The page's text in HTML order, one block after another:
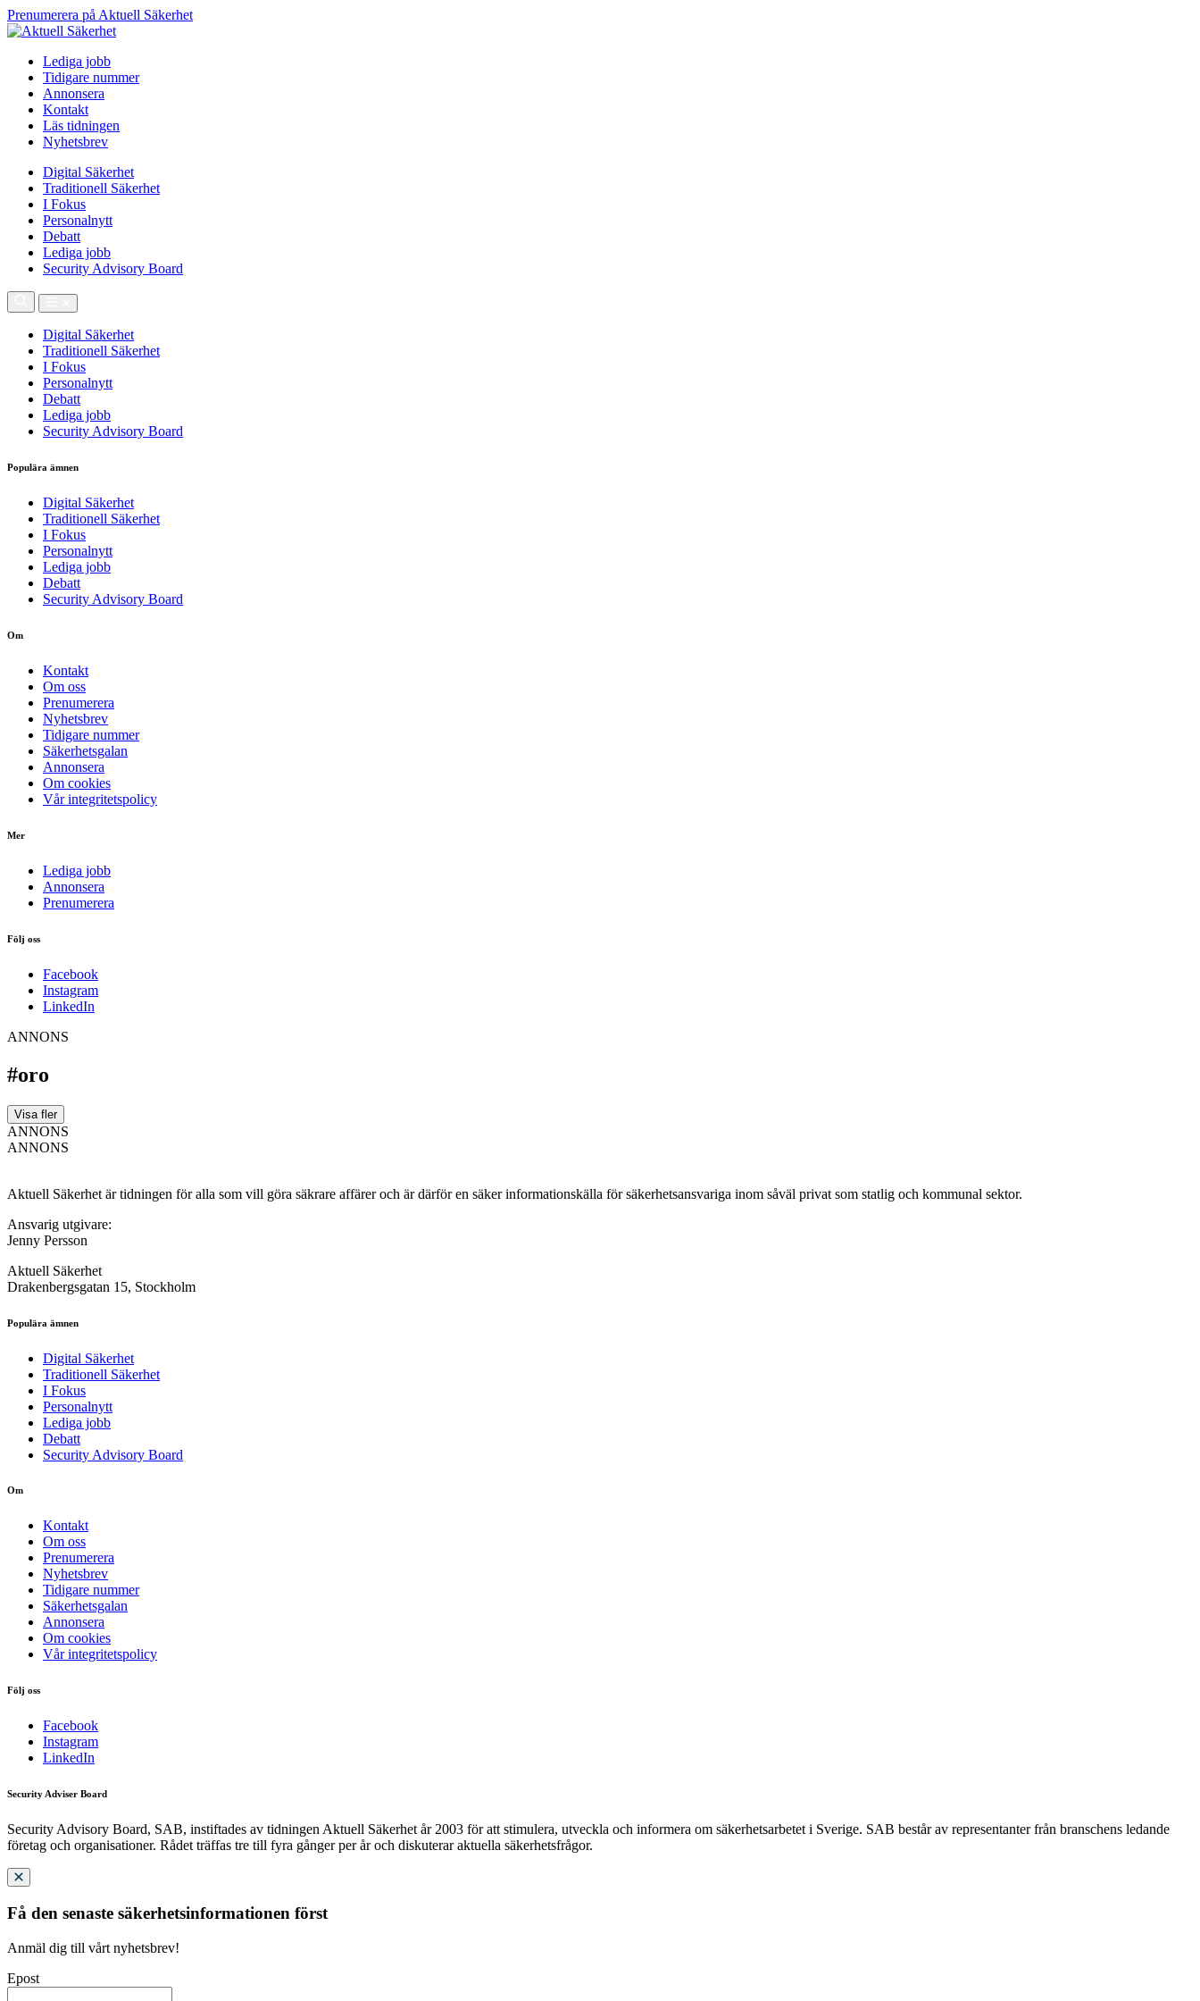
Prenumerera på Aktuell Säkerhet
Lediga jobb
Tidigare nummer
Annonsera
Kontakt
Läs tidningen
Nyhetsbrev
Digital Säkerhet
Traditionell Säkerhet
I Fokus
Personalnytt
Debatt
Lediga jobb
Security Advisory Board
Digital Säkerhet
Traditionell Säkerhet
I Fokus
Personalnytt
Debatt
Lediga jobb
Security Advisory Board
Populära ämnen
Digital Säkerhet
Traditionell Säkerhet
I Fokus
Personalnytt
Lediga jobb
Debatt
Security Advisory Board
Om
Kontakt
Om oss
Prenumerera
Nyhetsbrev
Tidigare nummer
Säkerhetsgalan
Annonsera
Om cookies
Vår integritetspolicy
Mer
Lediga jobb
Annonsera
Prenumerera
Följ oss
Facebook
Instagram
LinkedIn
ANNONS
#oro
Visa fler
ANNONS
ANNONS
Aktuell Säkerhet är tidningen för alla som vill göra säkrare affärer och är därför en säker informationskälla för säkerhets­ansvariga inom såväl privat som statlig och kommunal sektor.
Ansvarig utgivare:
Jenny Persson
Aktuell Säkerhet
Drakenbergsgatan 15, Stockholm
Populära ämnen
Digital Säkerhet
Traditionell Säkerhet
I Fokus
Personalnytt
Lediga jobb
Debatt
Security Advisory Board
Om
Kontakt
Om oss
Prenumerera
Nyhetsbrev
Tidigare nummer
Säkerhetsgalan
Annonsera
Om cookies
Vår integritetspolicy
Följ oss
Facebook
Instagram
LinkedIn
Security Adviser Board
Security Advisory Board, SAB, instiftades av tidningen Aktuell Säkerhet år 2003 för att stimulera, utveckla och informera om säkerhetsarbetet i Sverige. SAB består av representanter från branschens ledande
företag och organisationer. Rådet träffas tre till fyra gånger per år och diskuterar aktuella säkerhetsfrågor.
Få den senaste säkerhetsinformationen först
Anmäl dig till vårt nyhetsbrev!
Epost